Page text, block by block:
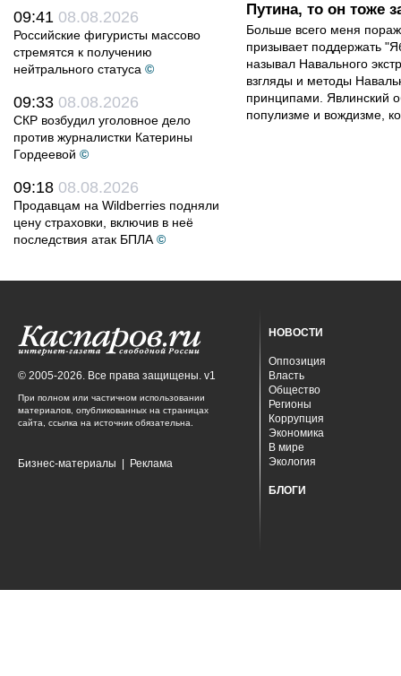
09:41 08.08.2026
Российские фигуристы массово
стремятся к получению
нейтрального статуса ©
09:33 08.08.2026
СКР возбудил уголовное дело
против журналистки Катерины
Гордеевой ©
09:18 08.08.2026
Продавцам на Wildberries подняли
цену страховки, включив в неё
последствия атак БПЛА ©
Путина, то он тоже
Больше всего меня
призывает поддержать
называл Навального
взгляды и методы
принципами. Явлинский
популизме и вождизме,
© 2005-2026. Все права защищены. v1
При полном или частичном использовании
материалов, опубликованных на страницах
сайта, ссылка на источник обязательна.
Бизнес-материалы Реклама
НОВОСТИ
Оппозиция
Власть
Общество
Регионы
Коррупция
Экономика
В мире
Экология
БЛОГИ